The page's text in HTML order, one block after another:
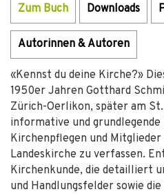
Zum Buch Downloads
Autorinnen & Autoren
«Kennst du deine Kirche?»
1950er Jahren Gotthard
Zürich-Oerlikon, später am
informative und
Kirchenpflegen und
Landeskirche zu verfassen.
Kirchenkunde, die detailliert
und Handlungsfelder sowie